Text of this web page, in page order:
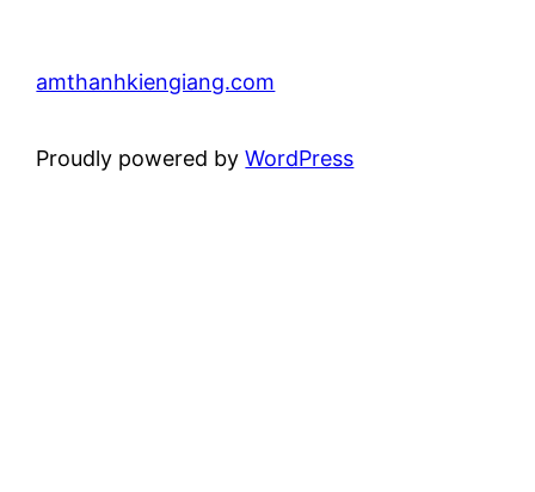
amthanhkiengiang.com
Proudly powered byWordPress